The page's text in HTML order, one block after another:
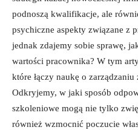
podnoszą kwalifikacje, ale
psychiczne aspekty związane z
jednak zdajemy sobie sprawę,
wartości pracownika? W tym
które łączy naukę o
Odkryjemy, w jaki sposób
szkoleniowe mogą nie tylko
również wzmocnić poczucie